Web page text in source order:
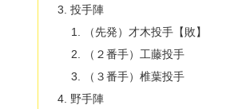
投手陣
（先発）才木投手【敗】
（２番手）工藤投手
（３番手）椎葉投手
野手陣